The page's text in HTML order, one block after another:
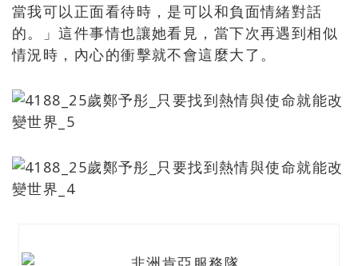
當我可以正面看待時，是可以和負面情緒對話
的。」這件事情也讓她看見，當下次再遇到相似
情況時，內心的衝擊就不會這麼大了。